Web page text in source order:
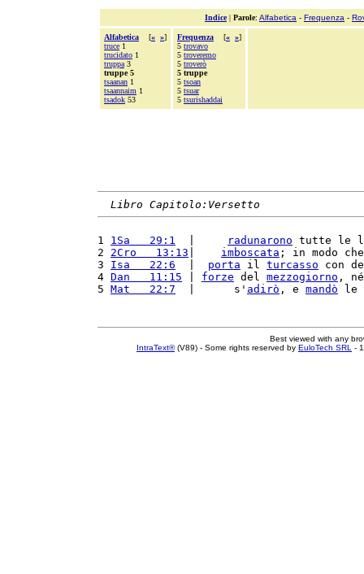
Indice| Parole: Alfabetica - Frequenza -
Alfabetica [« »]
truce 1
trucidato 1
truppa 3
truppe 5
tsaanan 1
tsaannaim 1
tsadok 53
Frequenza [« »]
5 trovavo
5 troveremo
5 troverò
5 truppe
5 tsoan
5 tsuar
5 tsurishaddai
Libro Capitolo:Versetto
1 1Sa   29:1 radunarono tutte le
2 2Cro   13:13 imboscata ; in modo
3 Isa   22:6 porta il turcasso con
4 Dan   11:15 forze del mezzogiorno ,
5 Mat   22:7
  |      s'
adirò , e mandò le
Best viewed with any
IntraText®(V89) - Some rights reserved by EuloTech SRL -